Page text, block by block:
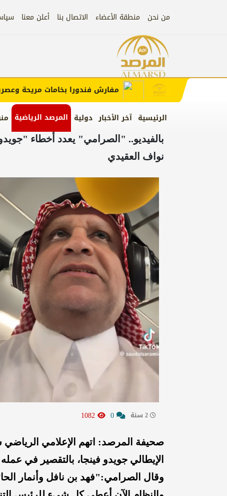
من نحن منطقة الأعضاء الاتصال بنا أعلن معنا
الرئيسية آخر الأخبار دولية المرصد الرياضية
مفارش فندورا بخامات مريحة وعصرية
بالفيديو.. "الصرامي" يعدد أخطاء
نواف العقيدي
صحيفة المرصد: اتهم الإعلامي الرياضي
الإيطالي جويدو فينجا، بالتقصير في
وقال الصرامي:"فهد بن نافل وأنمار